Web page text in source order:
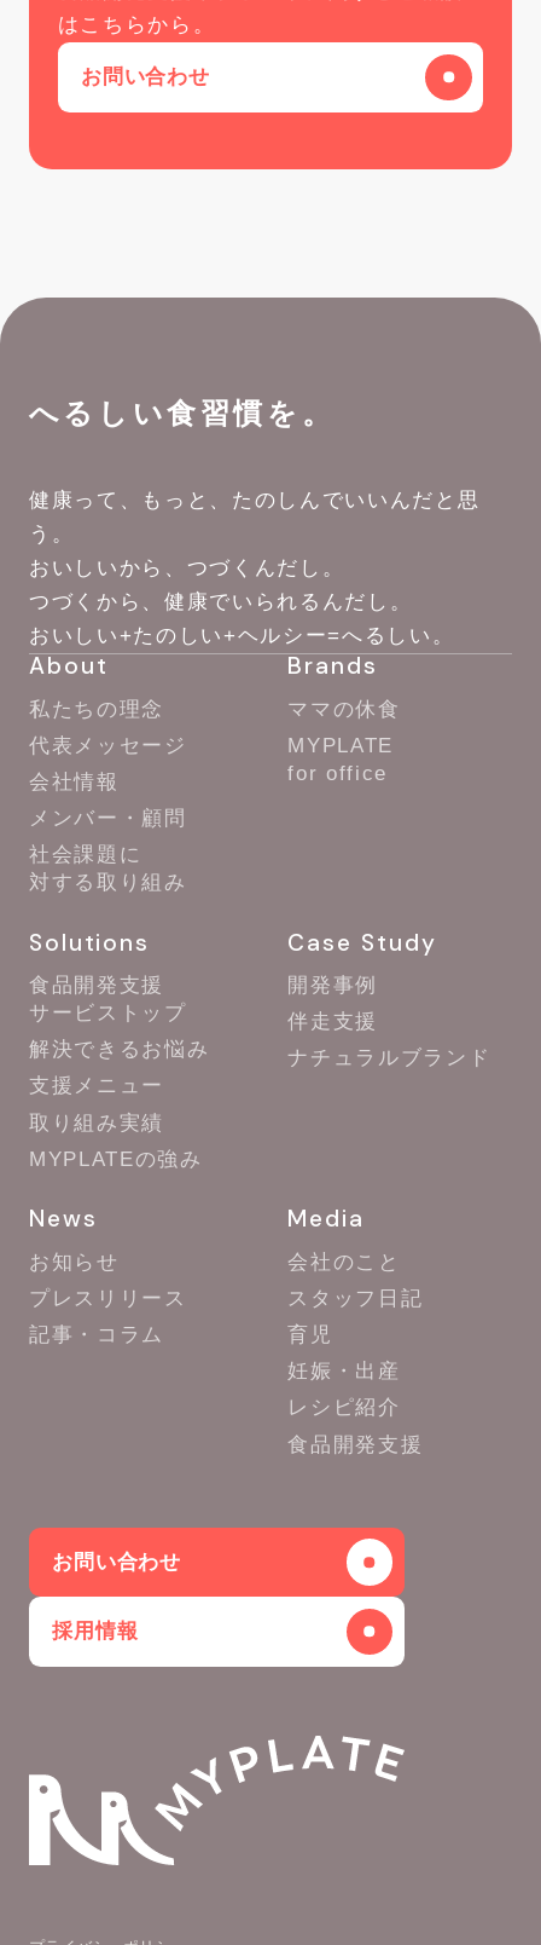
はこちらから。
お問い合わせ
へるしい食習慣を。
健康って、もっと、たのしんでいいんだと思
う。
おいしいから、つづくんだし。
つづくから、健康でいられるんだし。
おいしい+たのしい+ヘルシー=へるしい。
About
私たちの理念
代表メッセージ
会社情報
メンバー・顧問
社会課題に
対する取り組み
Brands
ママの休食
MYPLATE
for office
Solutions
食品開発支援
サービストップ
解決できるお悩み
支援メニュー
取り組み実績
MYPLATEの強み
Case Study
開発事例
伴走支援
ナチュラルブランド
News
お知らせ
プレスリリース
記事・コラム
Media
会社のこと
スタッフ日記
育児
妊娠・出産
レシピ紹介
食品開発支援
お問い合わせ
採用情報